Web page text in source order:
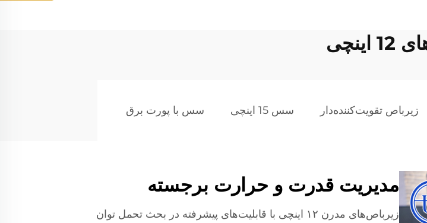
زیرباص تقویت‌کننده‌دار سس 15 اینچی سس با پورت برق
مدیریت قدرت و حرارت برجسته
زیرباص‌های مدرن ۱۲ اینچی با قابلیت‌های پیشرفته در بحث تحمل توان